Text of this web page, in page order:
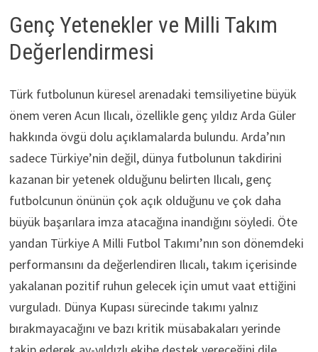
Genç Yetenekler ve Milli Takım
Değerlendirmesi
Türk futbolunun küresel arenadaki temsiliyetine büyük
önem veren Acun Ilıcalı, özellikle genç yıldız Arda Güler
hakkında övgü dolu açıklamalarda bulundu. Arda’nın
sadece Türkiye’nin değil, dünya futbolunun takdirini
kazanan bir yetenek olduğunu belirten Ilıcalı, genç
futbolcunun önünün çok açık olduğunu ve çok daha
büyük başarılara imza atacağına inandığını söyledi. Öte
yandan Türkiye A Milli Futbol Takımı’nın son dönemdeki
performansını da değerlendiren Ilıcalı, takım içerisinde
yakalanan pozitif ruhun gelecek için umut vaat ettiğini
vurguladı. Dünya Kupası sürecinde takımı yalnız
bırakmayacağını ve bazı kritik müsabakaları yerinde